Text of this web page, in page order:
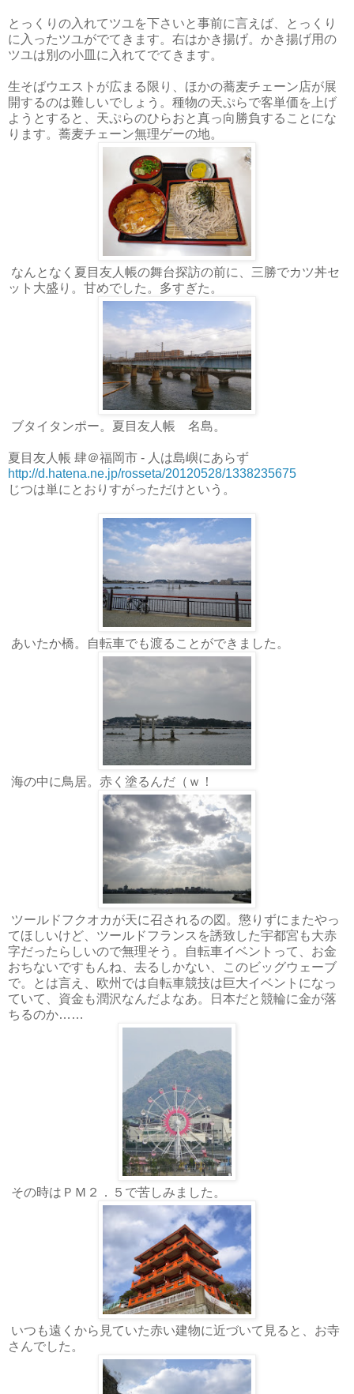
とっくりの入れてツユを下さいと事前に言えば、とっくり
に入ったツユがでてきます。右はかき揚げ。かき揚げ用の
ツユは別の小皿に入れてでてきます。
生そばウエストが広まる限り、ほかの蕎麦チェーン店が展
開するのは難しいでしょう。種物の天ぷらで客単価を上げ
ようとすると、天ぷらのひらおと真っ向勝負することにな
ります。蕎麦チェーン無理ゲーの地。
なんとなく夏目友人帳の舞台探訪の前に、三勝でカツ丼セ
ット大盛り。甘めでした。多すぎた。
ブタイタンポー。夏目友人帳 名島。
夏目友人帳 肆＠福岡市 - 人は島嶼にあらず
http://d.hatena.ne.jp/rosseta/20120528/1338235675
じつは単にとおりすがっただけという。
あいたか橋。自転車でも渡ることができました。
海の中に鳥居。赤く塗るんだ（ｗ！
ツールドフクオカが天に召されるの図。懲りずにまたやっ
てほしいけど、ツールドフランスを誘致した宇都宮も大赤
字だったらしいので無理そう。自転車イベントって、お金
おちないですもんね、去るしかない、このビッグウェーブ
で。とは言え、欧州では自転車競技は巨大イベントになっ
ていて、資金も潤沢なんだよなあ。日本だと競輪に金が落
ちるのか……
その時はＰＭ２．５で苦しみました。
いつも遠くから見ていた赤い建物に近づいて見ると、お寺
さんでした。